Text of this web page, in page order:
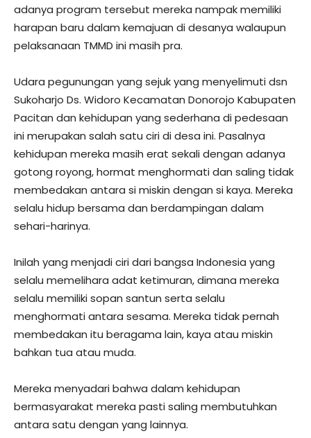
adanya program tersebut mereka nampak memiliki
harapan baru dalam kemajuan di desanya walaupun
pelaksanaan TMMD ini masih pra.
Udara pegunungan yang sejuk yang menyelimuti dsn
Sukoharjo Ds. Widoro Kecamatan Donorojo Kabupaten
Pacitan dan kehidupan yang sederhana di pedesaan
ini merupakan salah satu ciri di desa ini. Pasalnya
kehidupan mereka masih erat sekali dengan adanya
gotong royong, hormat menghormati dan saling tidak
membedakan antara si miskin dengan si kaya. Mereka
selalu hidup bersama dan berdampingan dalam
sehari-harinya.
Inilah yang menjadi ciri dari bangsa Indonesia yang
selalu memelihara adat ketimuran, dimana mereka
selalu memiliki sopan santun serta selalu
menghormati antara sesama. Mereka tidak pernah
membedakan itu beragama lain, kaya atau miskin
bahkan tua atau muda.
Mereka menyadari bahwa dalam kehidupan
bermasyarakat mereka pasti saling membutuhkan
antara satu dengan yang lainnya.